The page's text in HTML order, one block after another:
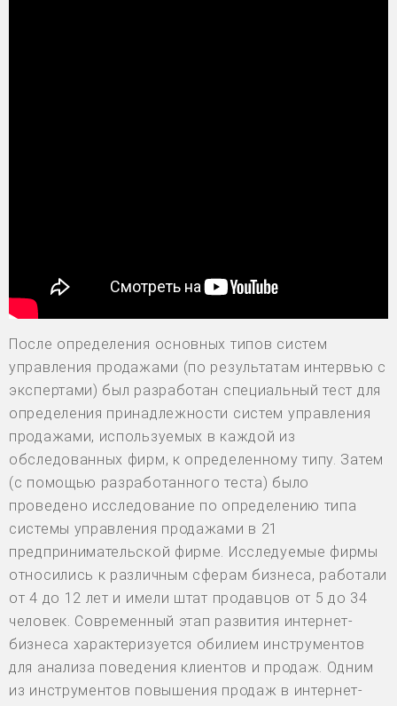
После определения основных типов систем
управления продажами (по результатам интервью с
экспертами) был разработан специальный тест для
определения принадлежности систем управления
продажами, используемых в каждой из
обследованных фирм, к определенному типу. Затем
(с помощью разработанного теста) было
проведено исследование по определению типа
системы управления продажами в 21
предпринимательской фирме. Исследуемые фирмы
относились к различным сферам бизнеса, работали
от 4 до 12 лет и имели штат продавцов от 5 до 34
человек. Современный этап развития интернет-
бизнеса характеризуется обилием инструментов
для анализа поведения клиентов и продаж. Одним
из инструментов повышения продаж в интернет-